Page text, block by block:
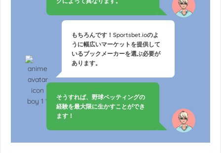
もちろんです！Sportsbet.ioのよ
うに幅広いマーケットを提供して
いるブックメーカーを選ぶ必要が
あります。
そうすれば、野球ベッティングの
経験を最大限に生かすことができ
ます！